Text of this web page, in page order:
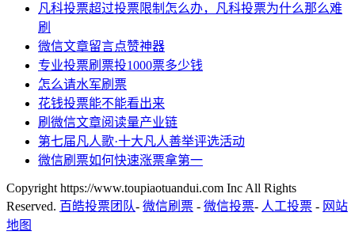
凡科投票超过投票限制怎么办，凡科投票为什么那么难
刷
微信文章留言点赞神器
专业投票刷票投1000票多少钱
怎么请水军刷票
花钱投票能不能看出来
刷微信文章阅读量产业链
第七届凡人歌·十大凡人善举评选活动
微信刷票如何快速涨票拿第一
Copyright https://www.toupiaotuandui.com Inc All Rights
Reserved. 百皓投票团队- 微信刷票 - 微信投票- 人工投票 - 网站
地图